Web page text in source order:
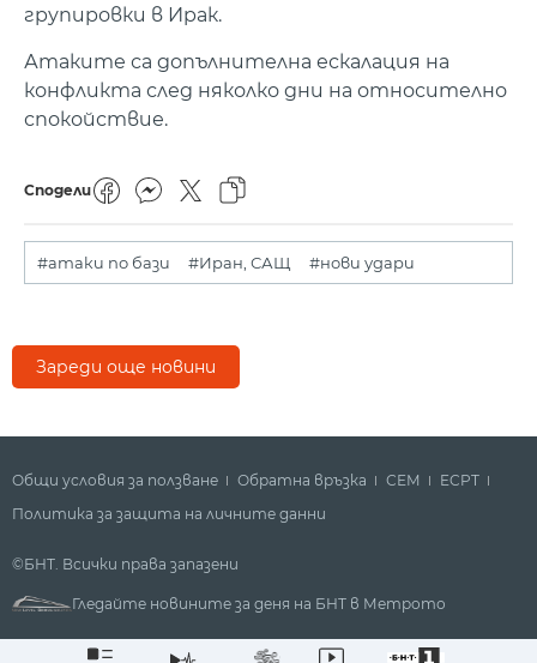
групировки в Ирак.
Атаките са допълнителна ескалация на
конфликта след няколко дни на относително
спокойствие.
Сподели
#атаки по бази #Иран, САЩ #нови удари
Зареди още новини
Общи условия за ползване Обратна връзка СЕМ
ECPT
Политика за защита на личните данни
©БНТ. Всички права запазени
Гледайте новините за деня на БНТ в Метрото